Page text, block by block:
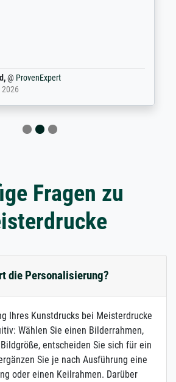
Fragen zu
die Personalisierung?
Ihres Kunstdrucks bei Meisterdrucke
Wählen Sie einen Bilderrahmen,
entscheiden Sie sich für ein
Sie je nach Ausführung eine
oder einen Keilrahmen. Darüber